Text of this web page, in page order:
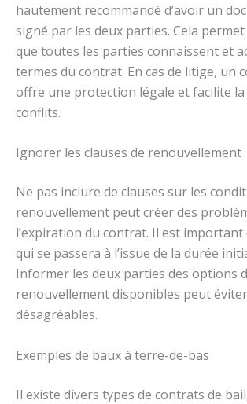
hautement recommandé d’avoir un
signé par les deux parties. Cela
que toutes les parties connaissent et
termes du contrat. En cas de litige, un
offre une protection légale et facilite
conflits.
Ignorer les clauses de renouvellement
Ne pas inclure de clauses sur les
renouvellement peut créer des
l’expiration du contrat. Il est important
qui se passera à l’issue de la durée
Informer les deux parties des options
renouvellement disponibles peut
désagréables.
Exemples de baux à terre-de-bas
Il existe divers types de contrats de